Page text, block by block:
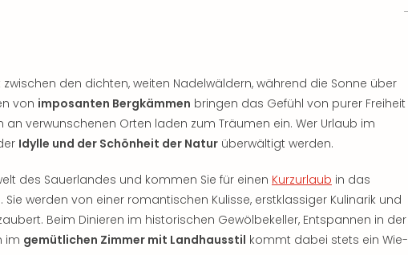
den dichten, weiten Nadelwäldern, während die Sonne über
von imposanten Bergkämmen bringen das Gefühl von purer Freiheit
verwunschenen Orten laden zum Träumen ein. Wer Urlaub im
Idylle und der Schönheit der Natur überwältigt werden.
des Sauerlandes und kommen Sie für einen Kurzurlaub in das
. Sie werden von einer romantischen Kulisse, erstklassiger Kulinarik und
Beim Dinieren im historischen Gewölbekeller, Entspannen in der
im gemütlichen Zimmer mit Landhausstil kommt dabei stets ein Wie-